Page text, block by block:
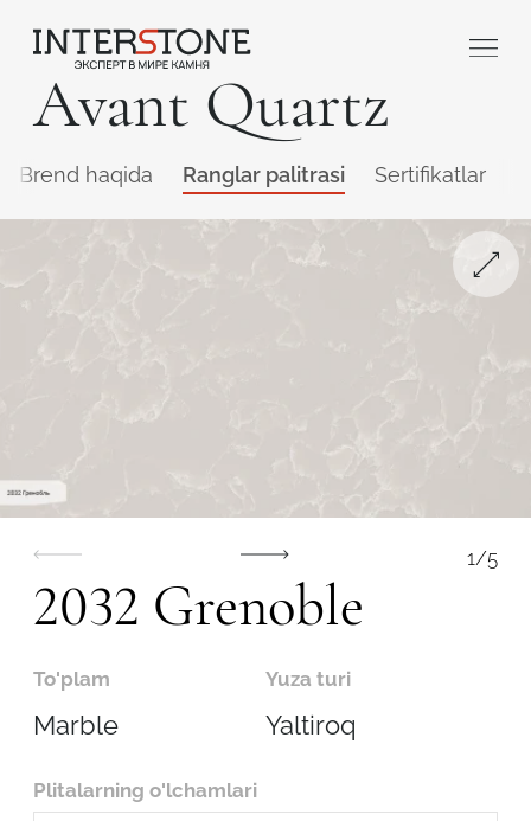
Avant Quartz
Brend haqida Ranglar palitrasi Sertifikatlar
1/5
2032 Grenoble
To'plam
Marble
Yuza turi
Yaltiroq
Plitalarning o'lchamlari
Toshga ishlov